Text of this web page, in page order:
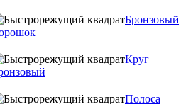
Бронзовый
Круг
Полоса